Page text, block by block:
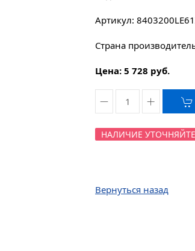
Артикул:
Страна
Цена: 5 728 руб.
НАЛИЧИЕ УТОЧНЯЙТЕ
Вернуться назад